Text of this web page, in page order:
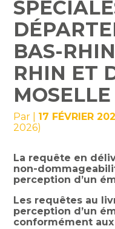
BAS-
RHIN ET
Par 17 FÉVRIER
2026)
La requête en
non-
perception d’un
Les requêtes au
perception d’un
conformément